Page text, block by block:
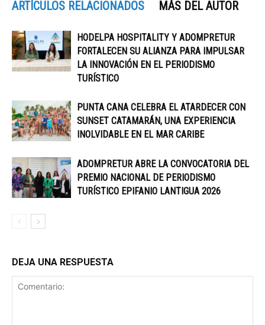
ARTÍCULOS RELACIONADOS MÁS DEL AUTOR
HODELPA HOSPITALITY Y ADOMPRETUR
FORTALECEN SU ALIANZA PARA IMPULSAR
LA INNOVACIÓN EN EL PERIODISMO
TURÍSTICO
PUNTA CANA CELEBRA EL ATARDECER CON
SUNSET CATAMARÁN, UNA EXPERIENCIA
INOLVIDABLE EN EL MAR CARIBE
ADOMPRETUR ABRE LA CONVOCATORIA DEL
PREMIO NACIONAL DE PERIODISMO
TURÍSTICO EPIFANIO LANTIGUA 2026
DEJA UNA RESPUESTA